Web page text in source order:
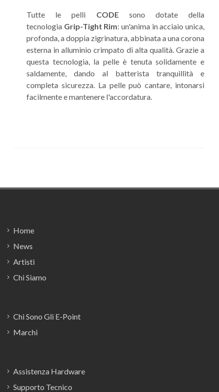
Tutte le pelli CODEsono dotate della
tecnologia Grip-Tight Rim: un'anima in acciaio unica,
profonda, a doppia zigrinatura, abbinata a una corona
esterna in alluminio crimpato di alta qualità. Grazie a
questa tecnologia, la pelle è tenuta solidamente e
saldamente, dando al batterista tranquillità e
completa sicurezza. La pelle può cantare, intonarsi
facilmente e mantenere l'accordatura.
Home
News
Artisti
Chi Siamo
Chi Sono Gli E-Point
Marchi
Assistenza Hardware
Supporto Tecnico